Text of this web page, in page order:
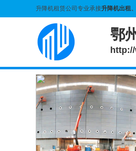
升降机租赁公司专业承接升降机出租、
鄂